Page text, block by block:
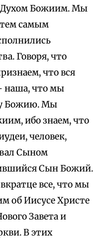
Духом Божиим. Мы
самым
Говоря, что
что вся
наша, что мы
Божию. Мы
ибо знаем, что
человек,
Сыном
Сын Божий.
все, что мы
об Иисусе Христе
Завета и
В этих